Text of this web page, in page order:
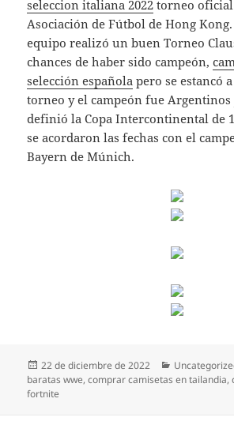
seleccion italiana 2022 torneo oficial
Asociación de Fútbol de Hong Kong.
equipo realizó un buen Torneo
chances de haber sido campeón,
selección española pero se estancó
torneo y el campeón fue Argentinos
definió la Copa Intercontinental de
se acordaron las fechas con el
Bayern de Múnich.
Publicado
el
22 de diciembre de 2022 Categorías
baratas wwe,comprar camisetas en tailandia,
fortnite